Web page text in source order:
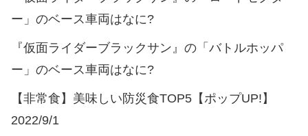
ー」のベース車両はなに?
『仮面ライダーブラックサン』の「バトルホッパ
ー」のベース車両はなに?
【非常食】美味しい防災食TOP5【ポップUP!】
2022/9/1